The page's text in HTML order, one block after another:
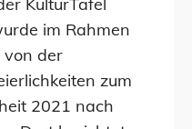
KulturTafel
im Rahmen
von der
zum
2021 nach